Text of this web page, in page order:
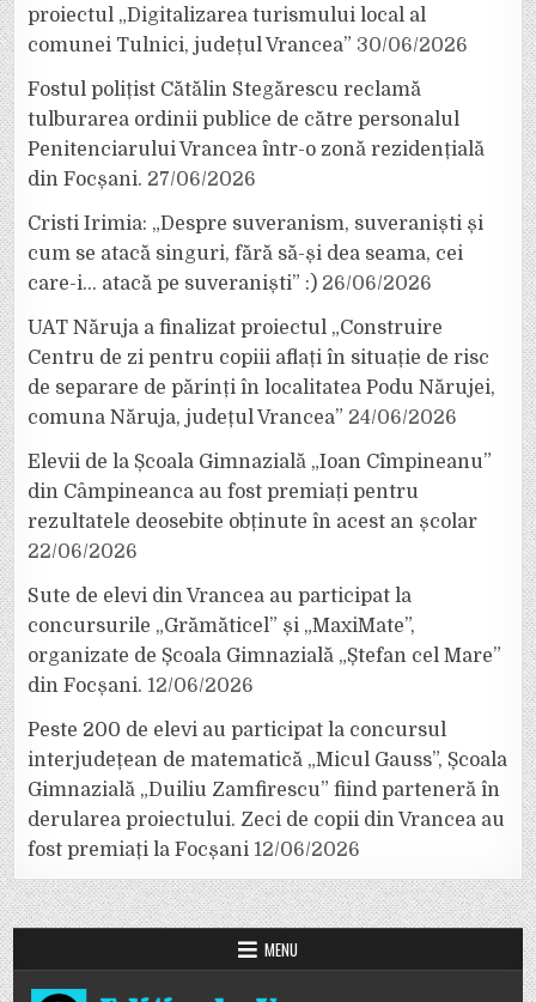
proiectul „Digitalizarea turismului local al
comunei Tulnici, județul Vrancea” 30/06/2026
Fostul polițist Cătălin Stegărescu reclamă
tulburarea ordinii publice de către personalul
Penitenciarului Vrancea într-o zonă rezidențială
din Focșani. 27/06/2026
Cristi Irimia: „Despre suveranism, suveraniști și
cum se atacă singuri, fără să-și dea seama, cei
care-i… atacă pe suveraniști” :) 26/06/2026
UAT Năruja a finalizat proiectul „Construire
Centru de zi pentru copiii aflați în situație de risc
de separare de părinți în localitatea Podu Nărujei,
comuna Năruja, județul Vrancea” 24/06/2026
Elevii de la Școala Gimnazială „Ioan Cîmpineanu”
din Câmpineanca au fost premiați pentru
rezultatele deosebite obținute în acest an școlar
22/06/2026
Sute de elevi din Vrancea au participat la
concursurile „Grămăticel” și „MaxiMate”,
organizate de Școala Gimnazială „Ștefan cel Mare”
din Focșani. 12/06/2026
Peste 200 de elevi au participat la concursul
interjudețean de matematică „Micul Gauss”, Școala
Gimnazială „Duiliu Zamfirescu” fiind parteneră în
derularea proiectului. Zeci de copii din Vrancea au
fost premiați la Focșani 12/06/2026
MENU